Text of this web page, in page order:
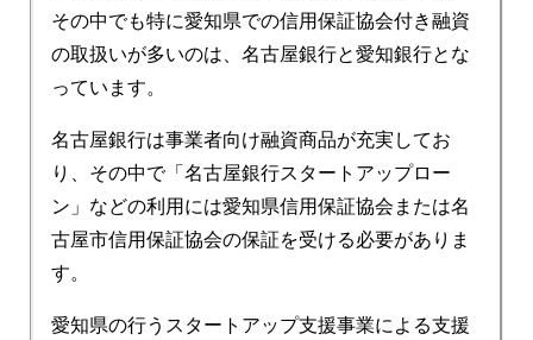
その中でも特に愛知県での信用保証協会付き融資
の取扱いが多いのは、名古屋銀行と愛知銀行とな
っています。
名古屋銀行は事業者向け融資商品が充実してお
り、その中で「名古屋銀行スタートアップロー
ン」などの利用には愛知県信用保証協会または名
古屋市信用保証協会の保証を受ける必要がありま
す。
愛知県の行うスタートアップ支援事業による支援